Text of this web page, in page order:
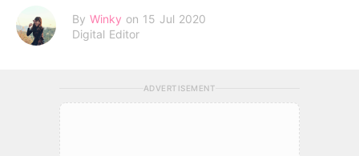
By Winky on 15 Jul 2020
Digital Editor
ADVERTISEMENT